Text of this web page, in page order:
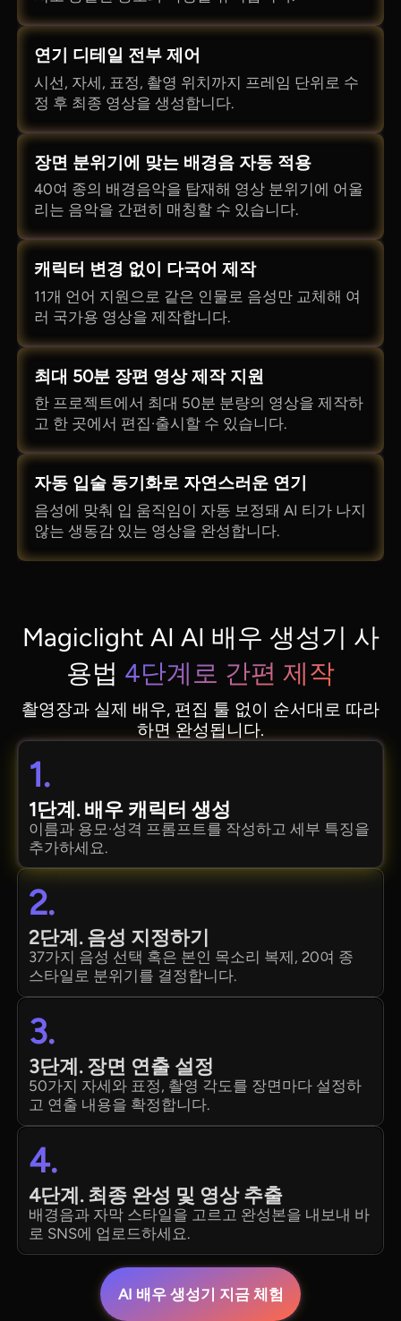
연기 디테일 전부 제어
시선, 자세, 표정, 촬영 위치까지 프레임 단위로 수
정 후 최종 영상을 생성합니다.
장면 분위기에 맞는 배경음 자동 적용
40여 종의 배경음악을 탑재해 영상 분위기에 어울
리는 음악을 간편히 매칭할 수 있습니다.
캐릭터 변경 없이 다국어 제작
11개 언어 지원으로 같은 인물로 음성만 교체해 여
러 국가용 영상을 제작합니다.
최대 50분 장편 영상 제작 지원
한 프로젝트에서 최대 50분 분량의 영상을 제작하
고 한 곳에서 편집·출시할 수 있습니다.
자동 입술 동기화로 자연스러운 연기
음성에 맞춰 입 움직임이 자동 보정돼 AI 티가 나지
않는 생동감 있는 영상을 완성합니다.
Magiclight AI AI 배우 생성기 사
용법 4단계로 간편 제작
촬영장과 실제 배우, 편집 툴 없이 순서대로 따라
하면 완성됩니다.
1.
1단계. 배우 캐릭터 생성
이름과 용모·성격 프롬프트를 작성하고 세부 특징을
추가하세요.
2.
2단계. 음성 지정하기
37가지 음성 선택 혹은 본인 목소리 복제, 20여 종
스타일로 분위기를 결정합니다.
3.
3단계. 장면 연출 설정
50가지 자세와 표정, 촬영 각도를 장면마다 설정하
고 연출 내용을 확정합니다.
4.
4단계. 최종 완성 및 영상 추출
배경음과 자막 스타일을 고르고 완성본을 내보내 바
로 SNS에 업로드하세요.
AI 배우 생성기 지금 체험